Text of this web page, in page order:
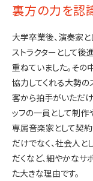
裏方の力を認
大学卒業後、演奏家
ストラクターとして後
重ねていました。その
協力してくれる大勢の
客から拍手がいただけ
ッフの一員として制作
専属音楽家として契
だけでなく、社会人と
だくなど、細やかな
た大きな理由です。